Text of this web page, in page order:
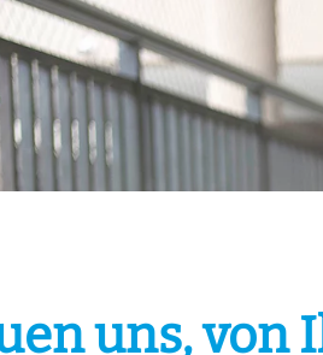
uns, von